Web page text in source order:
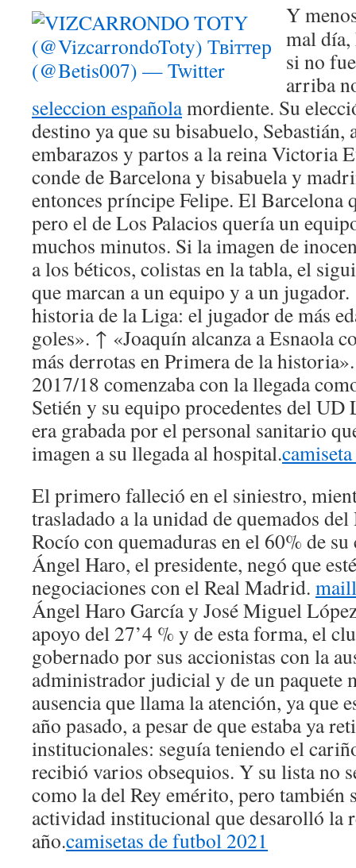
Y
mal
si no
arriba
seleccion españolamordiente. Su
destino ya que su bisabuelo, Sebastián,
embarazos y partos a la reina Victoria
conde de Barcelona y bisabuela y
entonces príncipe Felipe. El Barcelona
pero el de Los Palacios quería un
muchos minutos. Si la imagen de
a los béticos, colistas en la tabla, el
que marcan a un equipo y a un
historia de la Liga: el jugador de más
goles». ↑ «Joaquín alcanza a Esnaola
más derrotas en Primera de la
2017/18 comenzaba con la llegada
Setién y su equipo procedentes del UD
era grabada por el personal sanitario
imagen a su llegada al hospital.
El primero falleció en el siniestro,
trasladado a la unidad de quemados
Rocío con quemaduras en el 60% de
Ángel Haro, el presidente, negó que
negociaciones con el Real Madrid.
Ángel Haro García y José Miguel
apoyo del 27’4 % y de esta forma, el
gobernado por sus accionistas con la
administrador judicial y de un paquete
ausencia que llama la atención, ya que
año pasado, a pesar de que estaba ya
institucionales: seguía teniendo el
recibió varios obsequios. Y su lista no
como la del Rey emérito, pero también
actividad institucional que desarolló la
año.camisetas de futbol 2021